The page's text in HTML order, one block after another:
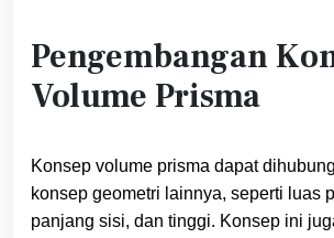
Pengembangan
Volume Prisma
Konsep volume prisma dapat
konsep geometri lainnya, seperti luas
panjang sisi, dan tinggi. Konsep ini